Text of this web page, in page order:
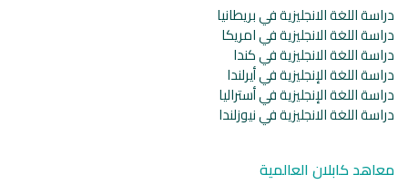
دراسة اللغة الانجليزية في بريطانيا
دراسة اللغة الانجليزية في امريكا
دراسة اللغة الانجليزية في كندا
دراسة اللغة الإنجليزية في أيرلندا
دراسة اللغة الإنجليزية في أستراليا
دراسة اللغة الانجليزية في نيوزلندا
معاهد كابلان العالمية